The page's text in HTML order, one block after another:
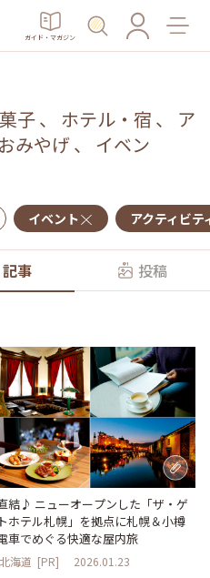
ガイド・マガジン
子、 ホテル・宿 、 ア
おみやげ 、 イベン
イベント アクティビテ
記事 投稿
結♪ ニューオープンした「ザ・ゲ
ホテル札幌」を拠点に札幌＆小樽
車でめぐる快適な屋内旅
北海道 [PR] 2026.01.23